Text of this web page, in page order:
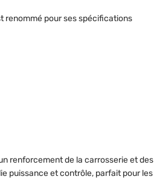
renommé pour ses spécifications
renforcement de la carrosserie et des
puissance et contrôle, parfait pour les